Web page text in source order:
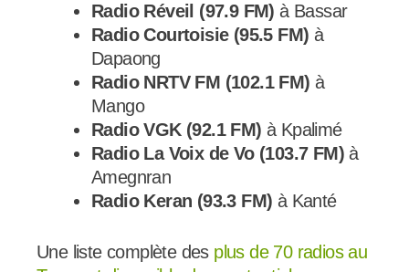
Radio Réveil (97.9 FM) à Bassar
Radio Courtoisie (95.5 FM) à
Dapaong
Radio NRTV FM (102.1 FM) à
Mango
Radio VGK (92.1 FM) à Kpalimé
Radio La Voix de Vo (103.7 FM) à
Amegnran
Radio Keran (93.3 FM) à Kanté
Une liste complète des plus de 70 radios au